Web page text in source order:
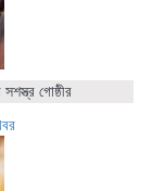
গোষ্ঠীর